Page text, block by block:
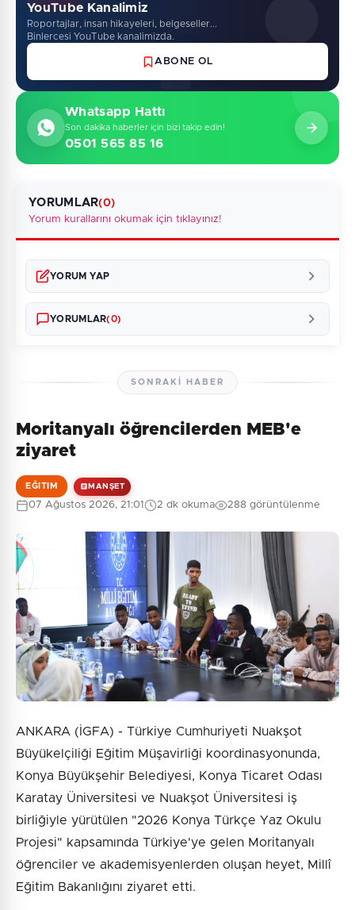
YouTube Kanalimiz
Roportajlar, insan hikayeleri, belgeseller...
Binlercesi YouTube kanalimizda.
ABONE OL
Whatsapp Hattı
Son dakika haberler için bizi takip edin!
0501 565 85 16
YORUMLAR(0)
Yorum kurallarını okumak için tıklayınız!
YORUM YAP
Güvenlik Sorusu:
9 + 4 = ?
Gönder
YORUMLAR(0)
Henüz yorum yapılmamış. İlk yorumu siz yapın!
SONRAKI HABER
Moritanyalı öğrencilerden MEB'e
ziyaret
EĞITIM MANŞET
07 Ağustos 2026, 21:01 2 dk okuma 288 görüntülenme
ANKARA (İGFA) - Türkiye Cumhuriyeti Nuakşot
Büyükelçiliği Eğitim Müşavirliği koordinasyonunda,
Konya Büyükşehir Belediyesi, Konya Ticaret Odası
Karatay Üniversitesi ve Nuakşot Üniversitesi iş
birliğiyle yürütülen "2026 Konya Türkçe Yaz Okulu
Projesi" kapsamında Türkiye'ye gelen Moritanyalı
öğrenciler ve akademisyenlerden oluşan heyet, Millî
Eğitim Bakanlığını ziyaret etti.